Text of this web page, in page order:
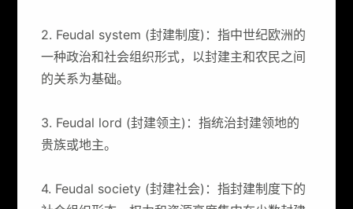
2. Feudal system (封建制度)：指中世纪欧洲的
一种政治和社会组织形式，以封建主和农民之间
的关系为基础。
3. Feudal lord (封建领主)：指统治封建领地的
贵族或地主。
4. Feudal society (封建社会)：指封建制度下的